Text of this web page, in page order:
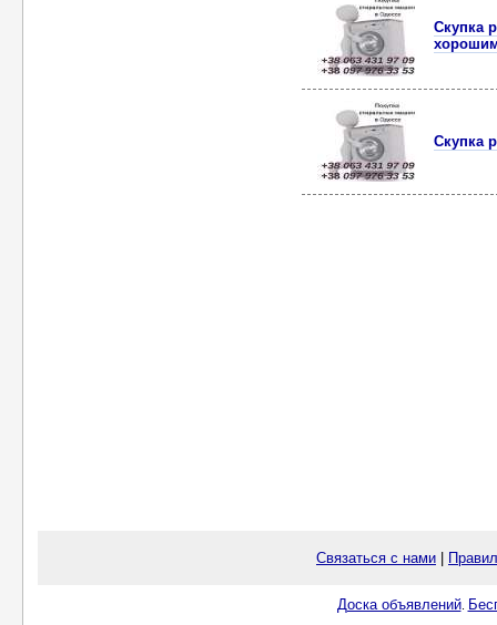
Скупка
Скупка
Связаться с нами
Доска объявлений.